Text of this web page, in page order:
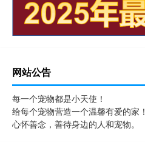
网站公告
每一个宠物都是小天使！
给每个宠物营造一个温馨有爱的家！
心怀善念，善待身边的人和宠物。